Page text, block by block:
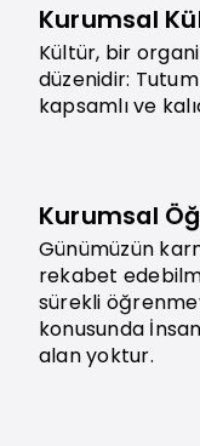
Kurumsal
Kültür, bir
düzenidir:
kapsamlı ve
Kurumsal
Günümüzün
rekabet
sürekli
konusunda
alan yoktur.